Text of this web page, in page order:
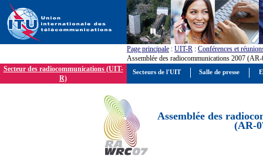
Page principale : UIT-R : Conférences et
Assemblée des radiocommunications 2007
Secteur des radiocommunications (UIT-
R)
Assemblée des
(AR-
Secteurs de l'UIT Salle de presse